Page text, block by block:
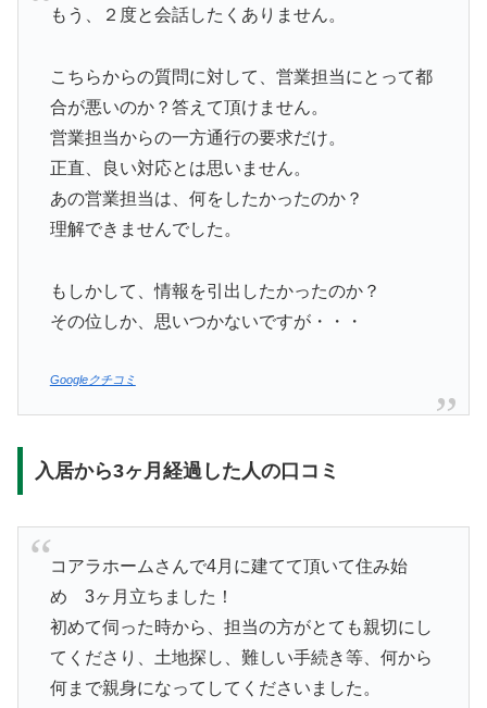
もう、２度と会話したくありません。
こちらからの質問に対して、営業担当にとって都
合が悪いのか？答えて頂けません。
営業担当からの一方通行の要求だけ。
正直、良い対応とは思いません。
あの営業担当は、何をしたかったのか？
理解できませんでした。
もしかして、情報を引出したかったのか？
その位しか、思いつかないですが・・・
Googleクチコミ
入居から3ヶ月経過した人の口コミ
コアラホームさんで4月に建てて頂いて住み始
め 3ヶ月立ちました！
初めて伺った時から、担当の方がとても親切にし
てくださり、土地探し、難しい手続き等、何から
何まで親身になってしてくださいました。